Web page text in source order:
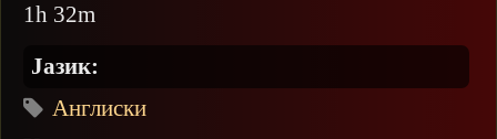
1h 32m
Јазик:
Англиски